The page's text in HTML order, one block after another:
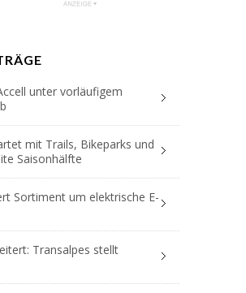
unter vorläufigem
mit Trails, Bikeparks und
Saisonhälfte
Sortiment um elektrische E-
Transalpes stellt